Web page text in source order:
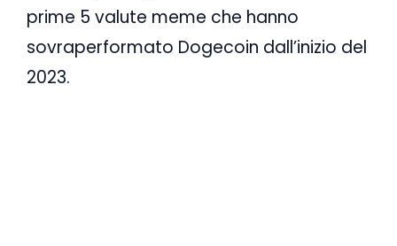
prime 5 valute meme che hanno
sovraperformato Dogecoin dall’inizio del
2023.